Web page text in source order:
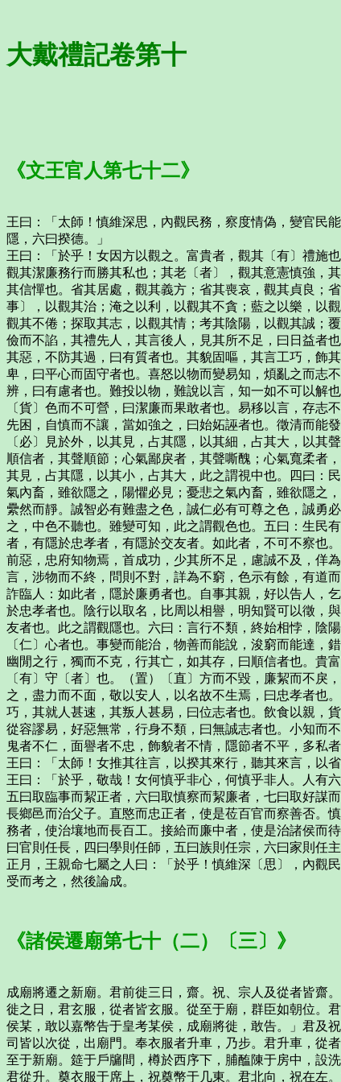
大戴禮記卷第十
《文王官人第七十二》
王曰：「太師！慎維深思，內觀民務，察度情偽，變官民
隱，六曰揆德。」
王曰：「於乎！女因方以觀之。富貴者，觀其〔有〕禮施
觀其潔廉務行而勝其私也；其老〔者〕，觀其意憲慎強，
其信憚也。省其居處，觀其義方；省其喪哀，觀其貞良；
事〕，以觀其治；淹之以利，以觀其不貪；藍之以樂，以
觀其不倦；探取其志，以觀其情；考其陰陽，以觀其誠；
儉而不諂，其禮先人，其言後人，見其所不足，曰日益者
其惡，不防其過，曰有質者也。其貌固嘔，其言工巧，飾
卑，曰平心而固守者也。喜怒以物而變易知，煩亂之而志
辨，曰有慮者也。難投以物，難說以言，知一如不可以解
〔貨〕色而不可營，曰潔廉而果敢者也。易移以言，存
先困，自慎而不讓，當如強之，曰始妬誣者也。徵清而能
〔必〕見於外，以其見，占其隱，以其細，占其大，以
順信者，其聲順節；心氣鄙戾者，其聲嘶醜；心氣寬柔者
其見，占其隱，以其小，占其大，此之謂視中也。四曰：
氣內畜，雖欲隱之，陽懼必見；憂悲之氣內畜，雖欲隱之
纍然而靜。誠智必有難盡之色，誠仁必有可尊之色，誠勇
之，中色不聽也。雖變可知，此之謂觀色也。五曰：生民
者，有隱於忠孝者，有隱於交友者。如此者，不可不察也
前惡，忠府知物焉，首成功，少其所不足，慮誠不及，佯
言，涉物而不終，問則不對，詳為不窮，色示有餘，有道
詐臨人：如此者，隱於廉勇者也。自事其親，好以告人，
於忠孝者也。陰行以取名，比周以相譽，明知賢可以徵，
友者也。此之謂觀隱也。六曰：言行不類，終始相悖，陰
〔仁〕心者也。事變而能治，物善而能說，浚窮而能達
幽閒之行，獨而不克，行其亡，如其存，曰順信者也。貴
〔有〕守〔者〕也。（置）〔直〕方而不毀，廉絜而不
之，盡力而不面，敬以安人，以名故不生焉，曰忠孝者也
巧，其就人甚速，其叛人甚易，曰位志者也。飲食以親，
從容謬易，好惡無常，行身不類，曰無誠志者也。小知而
鬼者不仁，面譽者不忠，飾貌者不情，隱節者不平，多私
王曰：「太師！女推其往言，以揆其來行，聽其來言，以
王曰：「於乎，敬哉！女何慎乎非心，何慎乎非人。人有
五曰取臨事而絜正者，六曰取慎察而絜廉者，七曰取好謀
長鄉邑而治父子。直愍而忠正者，使是莅百官而察善否。
務者，使治壤地而長百工。接給而廉中者，使是治諸侯而
曰官則任長，四曰學則任師，五曰族則任宗，六曰家則任主
正月，王親命七屬之人曰：「於乎！慎維深〔思〕，內觀
受而考之，然後論成。
《諸侯遷廟第七十（二）〔三〕》
成廟將遷之新廟。君前徙三日，齋。祝、宗人及從者皆齋。
徙之日，君玄服，從者皆玄服。從至于廟，群臣如朝位。
侯某，敢以嘉幣告于皇考某侯，成廟將徙，敢告。」君及
司皆以次從，出廟門。奉衣服者升車，乃步。君升車，從
至于新廟。筵于戶牖間，樽於西序下，脯醢陳于房中，設
君從升。奠衣服于席上，祝奠幣于几東。君北向，祝在左